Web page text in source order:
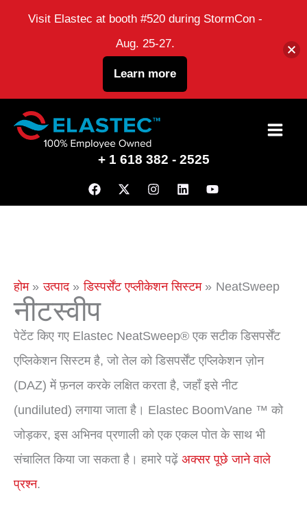
छोड़कर
बढ़ने
+ 1 618 382 - 2525
होम उत्पाद डिस्पर्सेंट एप्लीकेशन सिस्टम NeatSweep
नीटस्वीप
पेटेंट किए गए Elastec NeatSweep® एक सटीक डिसपर्सेंट
एप्लिकेशन सिस्टम है, जो तेल को डिसपर्सेंट एप्लिकेशन ज़ोन
(DAZ) में फ़नल करके लक्षित करता है, जहाँ इसे नीट
(undiluted) लगाया जाता है। Elastec BoomVane ™ को
जोड़कर, इस अभिनव प्रणाली को एक एकल पोत के साथ भी
संचालित किया जा सकता है। हमारे पढ़ें अक्सर पूछे जाने वाले
प्रश्न.
Visit Elastec at booth #520 during StormCon -
Aug. 25-27.
Learn more